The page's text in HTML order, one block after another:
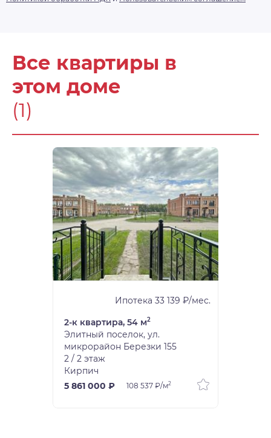
Все квартиры в
этом доме
(1)
Ипотека 33 139 ₽/мес.
2-к квартира, 54 м2
Элитный поселок, ул.
микрорайон Березки 155
2 / 2 этаж
Кирпич
5 861 000 ₽
108 537 ₽/м2